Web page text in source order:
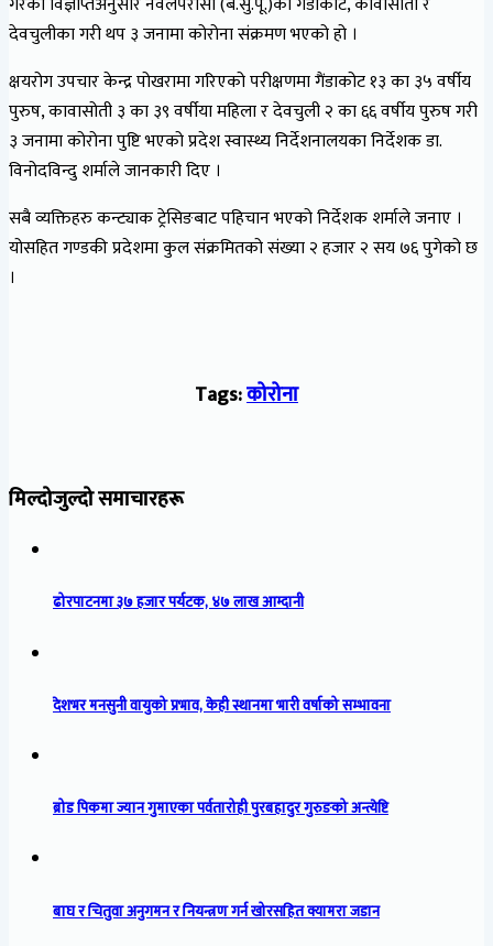
देवचुलीका गरी थप ३ जनामा कोरोना संक्रमण भएको हो ।
क्षयरोग उपचार केन्द्र पोखरामा गरिएको परीक्षणमा गैंडाकोट १३ का ३५ वर्षीय
पुरुष, कावासोती ३ का ३९ वर्षीया महिला र देवचुली २ का ६६ वर्षीय पुरुष गरी
३ जनामा कोरोना पुष्टि भएको प्रदेश स्वास्थ्य निर्देशनालयका निर्देशक डा.
विनोदविन्दु शर्माले जानकारी दिए ।
सबै व्यक्तिहरु कन्ट्याक ट्रेसिङबाट पहिचान भएको निर्देशक शर्माले जनाए ।
योसहित गण्डकी प्रदेशमा कुल संक्रमितको संख्या २ हजार २ सय ७६ पुगेको छ
।
Tags:कोरोना
मिल्दोजुल्दो समाचारहरू
ढोरपाटनमा ३७ हजार पर्यटक, ४७ लाख आम्दानी
देशभर मनसुनी वायुको प्रभाव, केही स्थानमा भारी वर्षाको सम्भावना
ब्रोड पिकमा ज्यान गुमाएका पर्वतारोही पुरबहादुर गुरुङको अन्त्येष्टि
बाघ र चितुवा अनुगमन र नियन्त्रण गर्न खोरसहित क्यामरा जडान